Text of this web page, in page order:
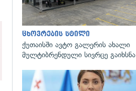
გადახედვა
ცხოვრების სტილი
ქუთაისში ავტო გალერის ახალი
მულტიბრენდული სივრცე გაიხსნა